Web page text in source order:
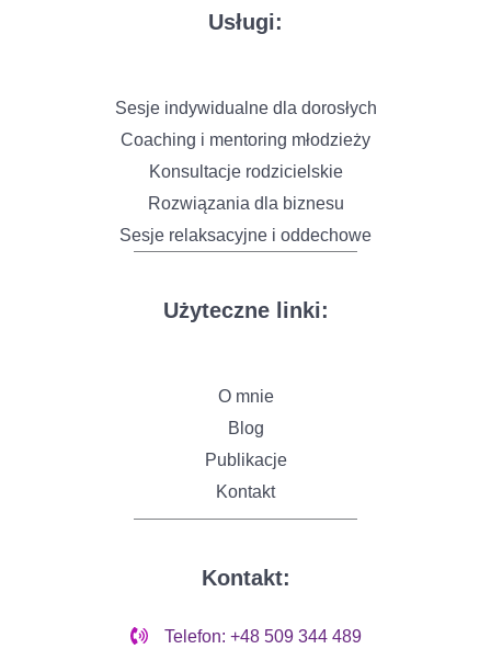
Usługi:
Sesje indywidualne dla dorosłych
Coaching i mentoring młodzieży
Konsultacje rodzicielskie
Rozwiązania dla biznesu
Sesje relaksacyjne i oddechowe
Użyteczne linki:
O mnie
Blog
Publikacje
Kontakt
Kontakt:
Telefon: +48 509 344 489